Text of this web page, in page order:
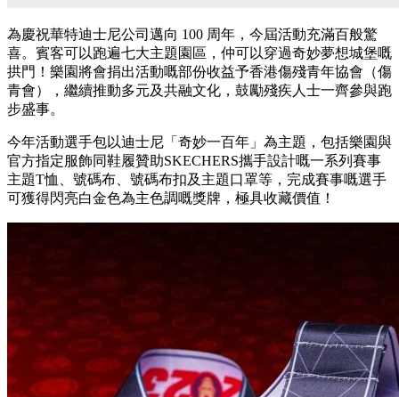
為慶祝華特迪士尼公司邁向 100 周年，今屆活動充滿百般驚
喜。賓客可以跑遍七大主題園區，仲可以穿過奇妙夢想城堡嘅
拱門！樂園將會捐出活動嘅部份收益予香港傷殘青年協會（傷
青會），繼續推動多元及共融文化，鼓勵殘疾人士一齊參與跑
步盛事。
今年活動選手包以迪士尼「奇妙一百年」為主題，包括樂園與
官方指定服飾同鞋履贊助SKECHERS攜手設計嘅一系列賽事
主題T恤、號碼布、號碼布扣及主題口罩等，完成賽事嘅選手
可獲得閃亮白金色為主色調嘅獎牌，極具收藏價值！